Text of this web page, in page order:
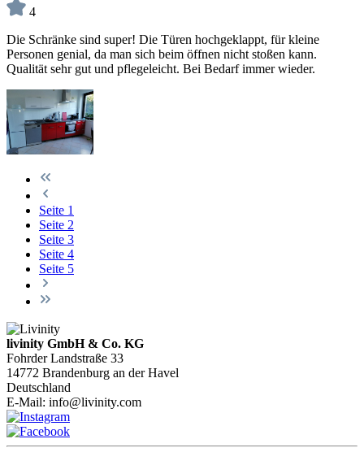
4
Die Schränke sind super! Die Türen hochgeklappt, für kleine
Personen genial, da man sich beim öffnen nicht stoßen kann.
Qualität sehr gut und pflegeleicht. Bei Bedarf immer wieder.
Seite 1
Seite 2
Seite 3
Seite 4
Seite 5
livinity GmbH & Co. KG
Fohrder Landstraße 33
14772 Brandenburg an der Havel
Deutschland
E-Mail: info@livinity.com